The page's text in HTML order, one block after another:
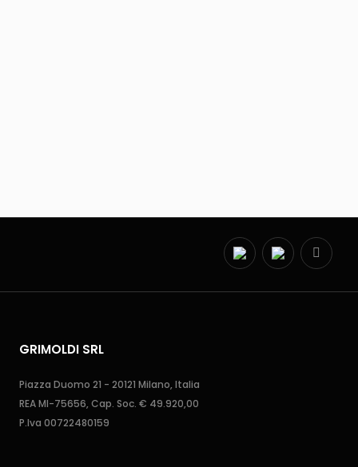
GRIMOLDI SRL
Piazza Duomo 21 - 20121 Milano, Italia
REA MI-75656, Cap. Soc. € 49.920,00
P.Iva 00722480159